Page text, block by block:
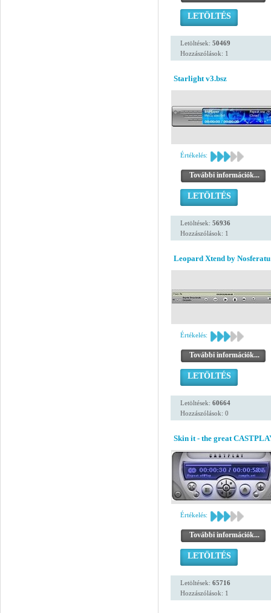
LETÖLTÉS
Letöltések: 50469
Hozzászólások: 1
Starlight v3.bsz
Értékelés:
További információk...
LETÖLTÉS
Letöltések: 56936
Hozzászólások: 1
Leopard Xtend by
Értékelés:
További információk...
LETÖLTÉS
Letöltések: 60664
Hozzászólások: 0
Skin it - the great
Értékelés:
További információk...
LETÖLTÉS
Letöltések: 65716
Hozzászólások: 1